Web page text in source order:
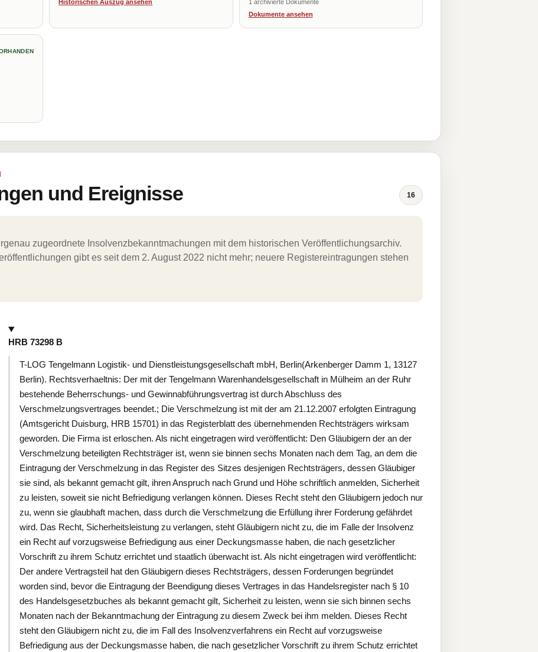
Historischen Auszug ansehen
1 archivierte Dokumente
Dokumente ansehen
und Ereignisse 16
zugeordnete Insolvenzbekanntmachungen mit dem historischen Veröffentlichungsarchiv.
gibt es seit dem 2. August 2022 nicht mehr; neuere Registereintragungen stehen
HRB 73298 B
T-LOG Tengelmann Logistik- und Dienstleistungsgesellschaft mbH, Berlin(Arkenberger Damm 1, 13127
Berlin). Rechtsverhaeltnis: Der mit der Tengelmann Warenhandelsgesellschaft in Mülheim an der Ruhr
bestehende Beherrschungs- und Gewinnabführungsvertrag ist durch Abschluss des
Verschmelzungsvertrages beendet.; Die Verschmelzung ist mit der am 21.12.2007 erfolgten Eintragung
(Amtsgericht Duisburg, HRB 15701) in das Registerblatt des übernehmenden Rechtsträgers wirksam
geworden. Die Firma ist erloschen. Als nicht eingetragen wird veröffentlicht: Den Gläubigern der an der
Verschmelzung beteiligten Rechtsträger ist, wenn sie binnen sechs Monaten nach dem Tag, an dem die
Eintragung der Verschmelzung in das Register des Sitzes desjenigen Rechtsträgers, dessen Gläubiger
sie sind, als bekannt gemacht gilt, ihren Anspruch nach Grund und Höhe schriftlich anmelden, Sicherheit
zu leisten, soweit sie nicht Befriedigung verlangen können. Dieses Recht steht den Gläubigern jedoch nur
zu, wenn sie glaubhaft machen, dass durch die Verschmelzung die Erfüllung ihrer Forderung gefährdet
wird. Das Recht, Sicherheitsleistung zu verlangen, steht Gläubigern nicht zu, die im Falle der Insolvenz
ein Recht auf vorzugsweise Befriedigung aus einer Deckungsmasse haben, die nach gesetzlicher
Vorschrift zu ihrem Schutz errichtet und staatlich überwacht ist. Als nicht eingetragen wird veröffentlicht:
Der andere Vertragsteil hat den Gläubigern dieses Rechtsträgers, dessen Forderungen begründet
worden sind, bevor die Eintragung der Beendigung dieses Vertrages in das Handelsregister nach § 10
des Handelsgesetzbuches als bekannt gemacht gilt, Sicherheit zu leisten, wenn sie sich binnen sechs
Monaten nach der Bekanntmachung der Eintragung zu diesem Zweck bei ihm melden. Dieses Recht
steht den Gläubigern nicht zu, die im Fall des Insolvenzverfahrens ein Recht auf vorzugsweise
Befriedigung aus der Deckungsmasse haben, die nach gesetzlicher Vorschrift zu ihrem Schutz errichtet